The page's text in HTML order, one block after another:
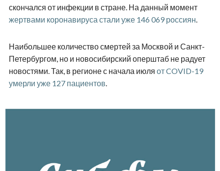
скончался от инфекции в стране. На данный момент
жертвами коронавируса стали уже 146 069 россиян.
Наибольшее количество смертей за Москвой и Санкт-
Петербургом, но и новосибирский оперштаб не радует
новостями. Так, в регионе с начала июля от COVID-19
умерли уже 127 пациентов.